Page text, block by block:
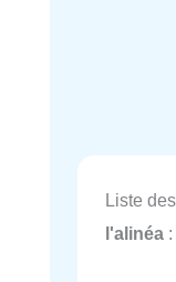
Liste
l'alinéa :